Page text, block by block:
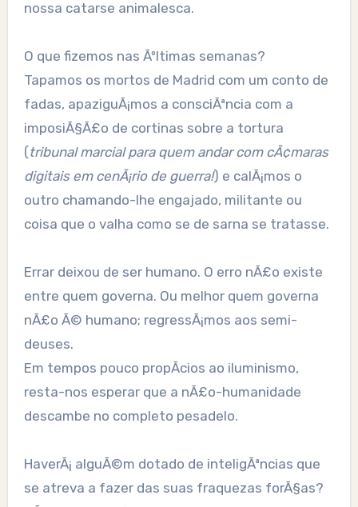
nossa catarse animalesca.
O que fizemos nas Ãºltimas semanas?
Tapamos os mortos de Madrid com um conto de
fadas, apaziguÃ¡mos a consciÃªncia com a
imposiÃ§Ã£o de cortinas sobre a tortura
(tribunal marcial para quem andar com cÃ¢maras
digitais em cenÃ¡rio de guerra!) e calÃ¡mos o
outro chamando-lhe engajado, militante ou
coisa que o valha como se de sarna se tratasse.
Errar deixou de ser humano. O erro nÃ£o existe
entre quem governa. Ou melhor quem governa
nÃ£o Ã© humano; regressÃ¡mos aos semi-
deuses.
Em tempos pouco propÃ­cios ao iluminismo,
resta-nos esperar que a nÃ£o-humanidade
descambe no completo pesadelo.
HaverÃ¡ alguÃ©m dotado de inteligÃªncias que
se atreva a fazer das suas fraquezas forÃ§as?